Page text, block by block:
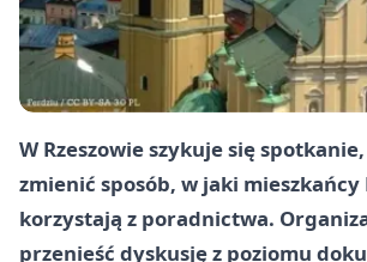
W Rzeszowie szykuje się
zmienić sposób, w jaki
korzystają z poradnictwa.
przenieść dyskusję z poziomu